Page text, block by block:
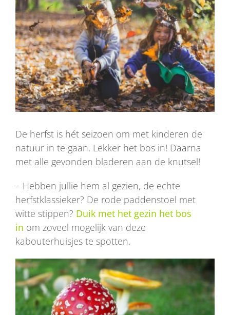
afbeelding
De herfst is hét seizoen om met kinderen de
natuur in te gaan. Lekker het bos in! Daarna
met alle gevonden bladeren aan de knutsel!
– Hebben jullie hem al gezien, de echte
herfstklassieker? De rode paddenstoel met
witte stippen? Duik met het gezin het bos
in om zoveel mogelijk van deze
kabouterhuisjes te spotten.